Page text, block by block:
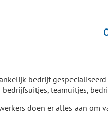
bedrijf
teamuitjes,
doen er alles aan